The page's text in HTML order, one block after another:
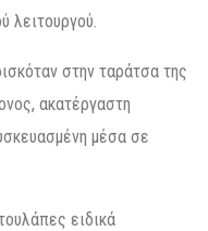
λειτουργού.
στην ταράτσα της
ακατέργαστη
μέσα σε
ειδικά